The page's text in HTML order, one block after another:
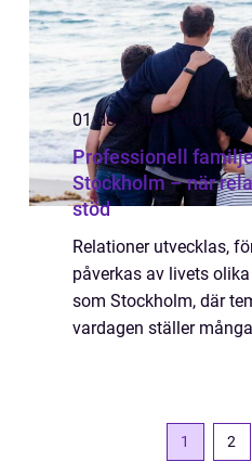
01 december 2025
Professionell
Stockholm – när
stöd
Relationer utvecklas,
påverkas av livets
som Stockholm, där
vardagen ställer
1 2